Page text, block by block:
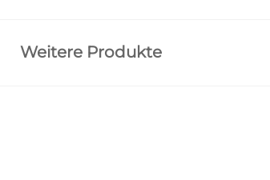
Weitere Produkte